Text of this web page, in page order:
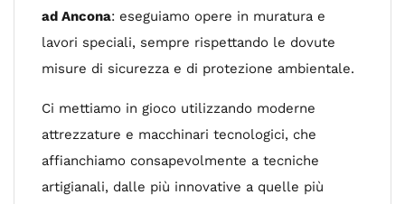
ad Ancona: eseguiamo opere in muratura e
lavori speciali, sempre rispettando le dovute
misure di sicurezza e di protezione ambientale.
Ci mettiamo in gioco utilizzando moderne
attrezzature e macchinari tecnologici, che
affianchiamo consapevolmente a tecniche
artigianali, dalle più innovative a quelle più